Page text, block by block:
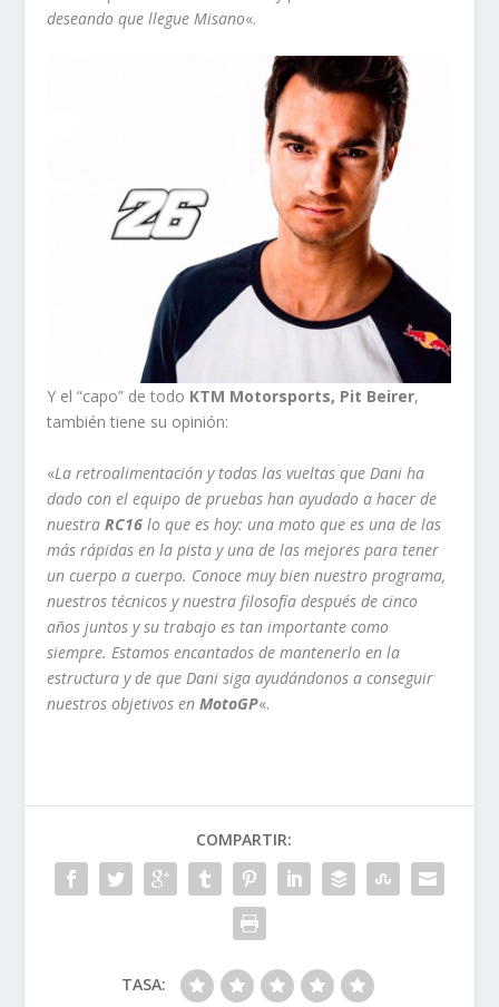
deseando que llegue Misano«.
Y el “capo” de todo KTM Motorsports, Pit Beirer,
también tiene su opinión:
«La retroalimentación y todas las vueltas que Dani ha
dado con el equipo de pruebas han ayudado a hacer de
nuestraRC16lo que es hoy: una moto que es una de las
más rápidas en la pista y una de las mejores para tener
un cuerpo a cuerpo. Conoce muy bien nuestro programa,
nuestros técnicos y nuestra filosofía después de cinco
años juntos y su trabajo es tan importante como
siempre. Estamos encantados de mantenerlo en la
estructura y de que Dani siga ayudándonos a conseguir
nuestros objetivos enMotoGP«.
COMPARTIR:
TASA: